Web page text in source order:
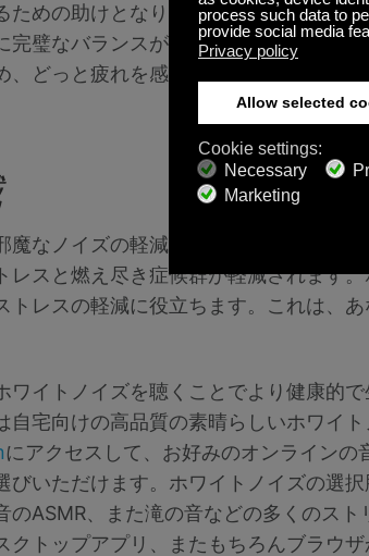
ための助けとなります（サビニ、2020
璧なバランスがもたらされるでしょう
どっと疲れを感じたり、燃え尽き症候
なノイズの軽減により、より質の高い
レスと燃え尽き症候群が軽減されます
トレスの軽減に役立ちます。これは、
ワイトノイズを聴くことでより健康的
自宅向けの高品質の素晴らしいホワイ
にアクセスして、お好みのオンラインの
びいただけます。ホワイトノイズの選
ASMR、また滝の音などの多くのスト
クトップアプリ、またもちろんブラウザ